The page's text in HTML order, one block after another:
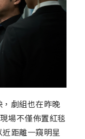
劇組也在昨晚
場不僅佈置紅毯
距離一窺明星